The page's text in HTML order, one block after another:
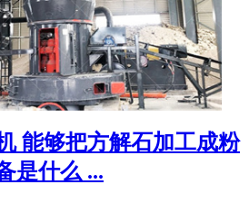
能够把方解石加工成粉
是什么 ...